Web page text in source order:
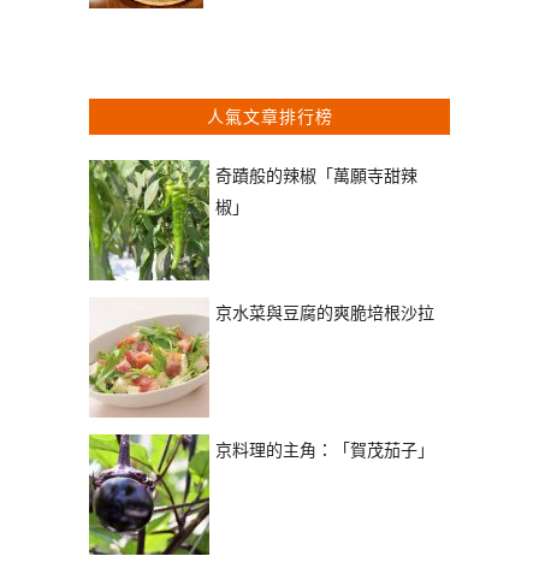
人氣文章排行榜
奇蹟般的辣椒「萬願寺甜辣
椒」
京水菜與豆腐的爽脆培根沙拉
京料理的主角：「賀茂茄子」